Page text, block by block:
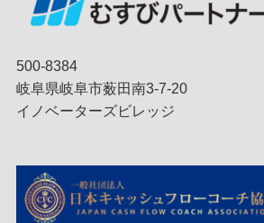
500-8384
岐阜県岐阜市薮田南3-7-20
イノベーターズビレッジ